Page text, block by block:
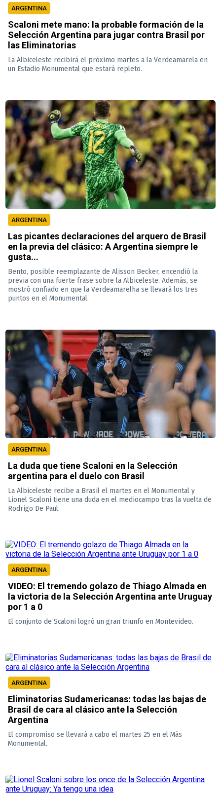
ARGENTINA
Scaloni mete mano: la probable formación de la
Selección Argentina para jugar contra Brasil por
las Eliminatorias
La Albiceleste recibirá el próximo martes a la Verdeamarela en
un Estadio Monumental que estará repleto.
ARGENTINA
Las picantes declaraciones del arquero de Brasil
en la previa del clásico: A Argentina siempre le
gusta...
Bento, posible reemplazante de Alisson Becker, encendió la
previa con una fuerte frase sobre la Albiceleste. Además, se
mostró confiado en que la Verdeamarelha se llevará los tres
puntos en el Monumental.
ARGENTINA
La duda que tiene Scaloni en la Selección
argentina para el duelo con Brasil
La Albiceleste recibe a Brasil el martes en el Monumental y
Lionel Scaloni tiene una duda en el mediocampo tras la vuelta de
Rodrigo De Paul.
ARGENTINA
VIDEO: El tremendo golazo de Thiago Almada en
la victoria de la Selección Argentina ante Uruguay
por 1 a 0
El conjunto de Scaloni logró un gran triunfo en Montevideo.
ARGENTINA
Eliminatorias Sudamericanas: todas las bajas de
Brasil de cara al clásico ante la Selección
Argentina
El compromiso se llevará a cabo el martes 25 en el Más
Monumental.